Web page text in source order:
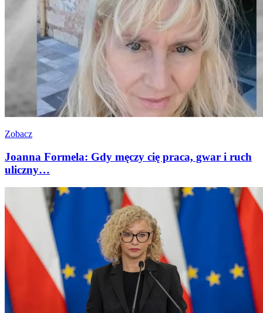
Zobacz
Joanna Formela: Gdy męczy cię praca, gwar i ruch
uliczny…